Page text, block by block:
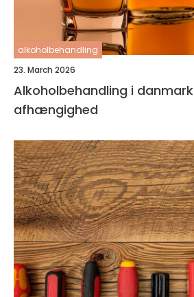
alkoholbehandling
23. March 2026
Alkoholbehandling i danmark veje ud af
afhængighed